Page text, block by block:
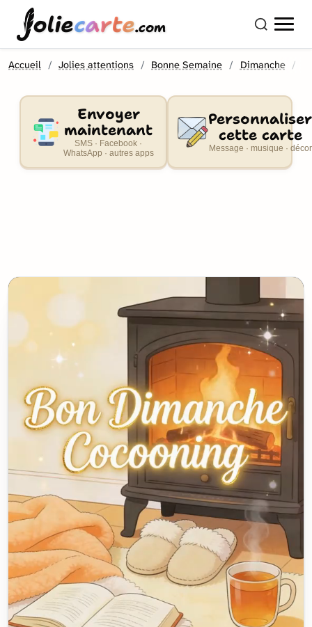
oliecarte.com
Accueil Jolies attentions Bonne Semaine Dimanche
Envoyer
maintenant
SMS · Facebook ·
WhatsApp · autres apps
Personnaliser
cette carte
Message · musique · décor